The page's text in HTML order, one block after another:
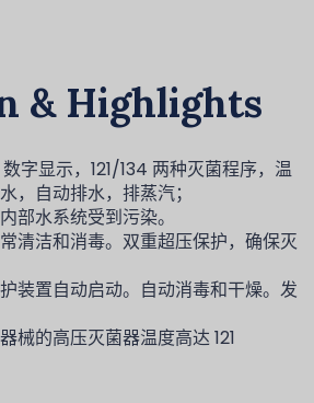
& Highlights
字显示，121/134 两种灭菌程序，温
，自动排水，排蒸汽；
部水系统受到污染。
清洁和消毒。双重超压保护，确保灭
装置自动启动。自动消毒和干燥。发
械的高压灭菌器温度高达 121